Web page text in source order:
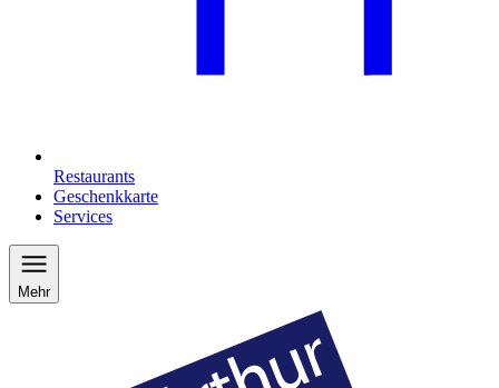
Restaurants
Geschenkkarte
Services
Mehr